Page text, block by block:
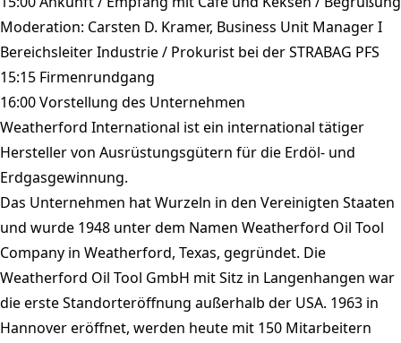
Moderation: Carsten D. Kramer, Business Unit Manager I
Bereichsleiter Industrie / Prokurist bei der STRABAG PFS
15:15 Firmenrundgang
16:00 Vorstellung des Unternehmen
Weatherford International ist ein international tätiger
Hersteller von Ausrüstungsgütern für die Erdöl- und
Erdgasgewinnung.
Das Unternehmen hat Wurzeln in den Vereinigten Staaten
und wurde 1948 unter dem Namen Weatherford Oil Tool
Company in Weatherford, Texas, gegründet. Die
Weatherford Oil Tool GmbH mit Sitz in Langenhangen war
die erste Standorteröffnung außerhalb der USA. 1963 in
Hannover eröffnet, werden heute mit 150 Mitarbeitern